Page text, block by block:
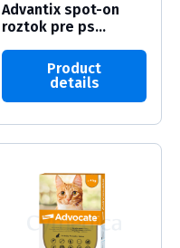
Advantix spot-on
roztok pre ps...
Product
details